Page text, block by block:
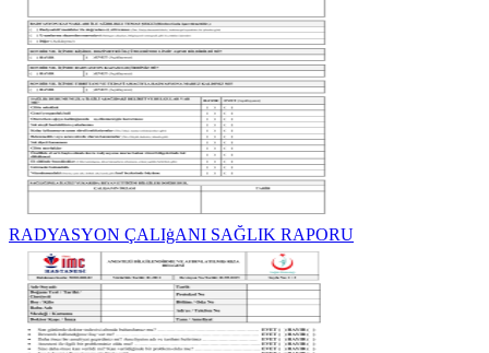
RADYASYON ÇALIġANI SAĞLIK RAPORU